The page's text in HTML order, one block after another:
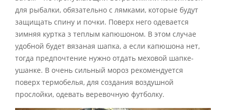
для рыбалки, обязательно с лямками, которые будут
защищать спину и почки. Поверх него одевается
зимняя куртка з теплым капюшоном. В этом случае
удобной будет вязаная шапка, а если капюшона нет,
тогда предпочтение нужно отдать меховой шапке-
ушанке. В очень сильный мороз рекомендуется
поверх термобелья, для создания воздушной
прослойки, одевать веревочную футболку.